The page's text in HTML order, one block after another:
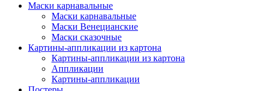
Маски карнавальные
Маски карнавальные
Маски Венецианские
Маски сказочные
Картины-аппликации из картона
Картины-аппликации из картона
Аппликации
Картины-аппликации